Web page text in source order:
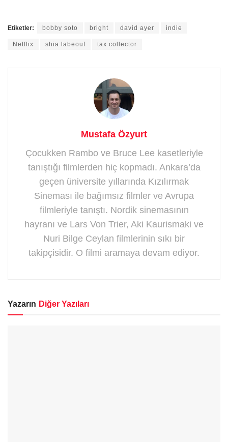
Etiketler: bobby soto bright david ayer indie
Netflix shia labeouf tax collector
Mustafa Özyurt
Çocukken Rambo ve Bruce Lee kasetleriyle
tanıştığı filmlerden hiç kopmadı. Ankara’da
geçen üniversite yıllarında Kızılırmak
Sineması ile bağımsız filmler ve Avrupa
filmleriyle tanıştı. Nordik sinemasının
hayranı ve Lars Von Trier, Aki Kaurismaki ve
Nuri Bilge Ceylan filmlerinin sıkı bir
takipçisidir. O filmi aramaya devam ediyor.
Yazarın Diğer Yazıları